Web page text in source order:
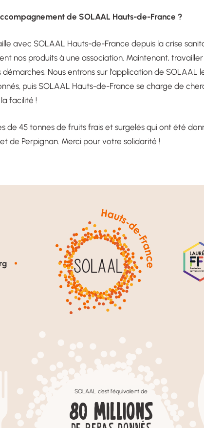
de SOLAAL Hauts-de-France ?
avec SOLAAL Hauts-de-France depuis la crise
nos produits à une association. Maintenant,
Nous entrons sur l’application de SOLAAL
puis SOLAAL Hauts-de-France se charge de
facilité !
de 45 tonnes de fruits frais et surgelés qui ont été
de Perpignan. Merci pour votre solidarité !
SOLAAL c’est l’équivalent de
80 MILLIONS